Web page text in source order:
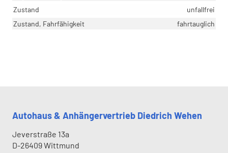
Zustand
unfallfrei
Zustand, Fahrfähigkeit
fahrtauglich
Autohaus & Anhängervertrieb Diedrich Wehen
Jeverstraße 13a
D-26409Wittmund